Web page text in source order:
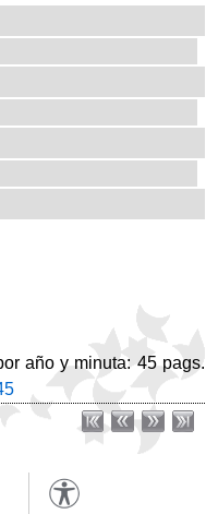
año y minuta: 45 pags.